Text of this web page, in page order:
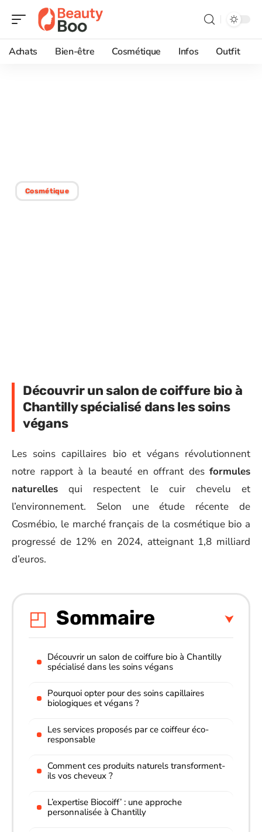
Achats Bien-être Cosmétique Infos Outfit
Cosmétique
Découvrir un salon de coiffure bio à
Chantilly spécialisé dans les soins
végans
Les soins capillaires bio et végans révolutionnent
notre rapport à la beauté en offrant des formules
naturelles qui respectent le cuir chevelu et
l’environnement. Selon une étude récente de
Cosmébio, le marché français de la cosmétique bio a
progressé de 12% en 2024, atteignant 1,8 milliard
d’euros.
Sommaire
Découvrir un salon de coiffure bio à Chantilly
spécialisé dans les soins végans
Pourquoi opter pour des soins capillaires
biologiques et végans ?
Les services proposés par ce coiffeur éco-
responsable
Comment ces produits naturels transforment-
ils vos cheveux ?
L’expertise Biocoiff’ : une approche
personnalisée à Chantilly